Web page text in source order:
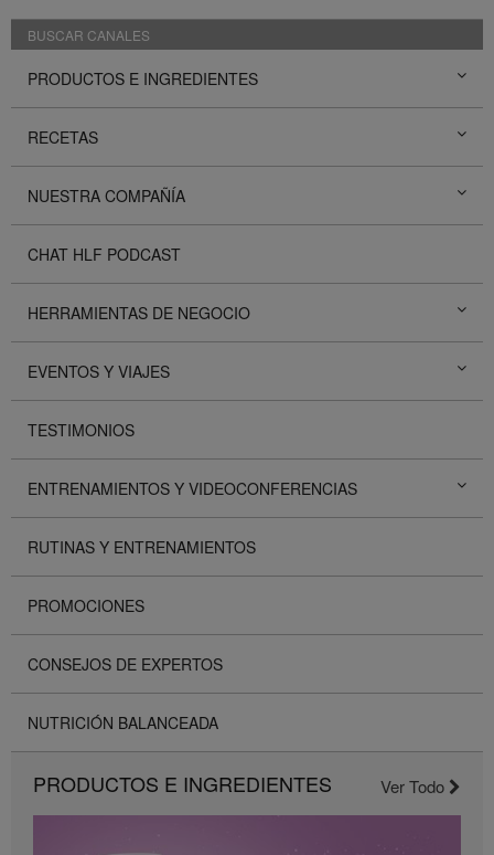
BUSCAR CANALES
PRODUCTOS E INGREDIENTES
RECETAS
NUESTRA COMPAÑÍA
CHAT HLF PODCAST
HERRAMIENTAS DE NEGOCIO
EVENTOS Y VIAJES
TESTIMONIOS
ENTRENAMIENTOS Y VIDEOCONFERENCIAS
RUTINAS Y ENTRENAMIENTOS
PROMOCIONES
CONSEJOS DE EXPERTOS
NUTRICIÓN BALANCEADA
PRODUCTOS E INGREDIENTES Ver Todo